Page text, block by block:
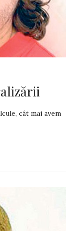
cât mai avem